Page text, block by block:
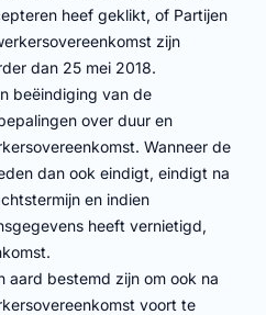
heef geklikt, of Partijen
zijn
dan 25 mei 2018.
beëindiging van de
over duur en
Wanneer de
dan ook eindigt, eindigt na
en indien
heeft vernietigd,
aard bestemd zijn om ook na
voort te